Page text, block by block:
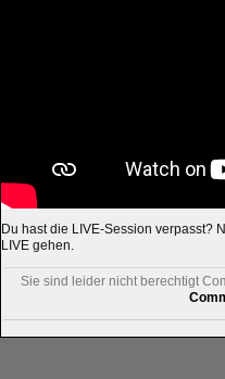
Du hast die LIVE-Session verpasst?
LIVE gehen.
Sie sind leider nicht berechtigt